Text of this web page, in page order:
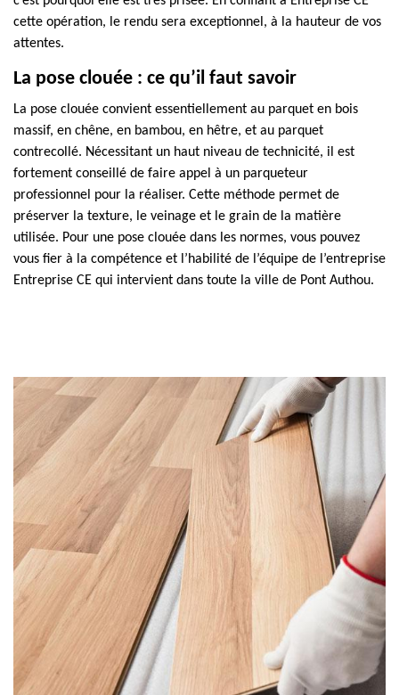
cette opération, le rendu sera exceptionnel, à la hauteur de vos
attentes.
La pose clouée : ce qu’il faut savoir
La pose clouée convient essentiellement au parquet en bois
massif, en chêne, en bambou, en hêtre, et au parquet
contrecollé. Nécessitant un haut niveau de technicité, il est
fortement conseillé de faire appel à un parqueteur
professionnel pour la réaliser. Cette méthode permet de
préserver la texture, le veinage et le grain de la matière
utilisée. Pour une pose clouée dans les normes, vous pouvez
vous fier à la compétence et l’habilité de l’équipe de l’entreprise
Entreprise CE qui intervient dans toute la ville de Pont Authou.